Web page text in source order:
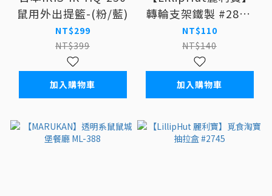
鼠用外出提籃-(粉/藍)
NT$299
NT$399
加入購物車
轉輪支架鐵製 #2871
滾輪支架 鐵支架-(此
款為麗利寶刺蝟籠配件
其他籠子無法使用)
NT$110
NT$140
加入購物車